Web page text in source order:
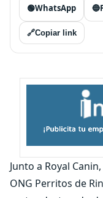
🟢WhatsApp 🔵
🔗Copiar link
Junto a Royal
ONG Perritos de